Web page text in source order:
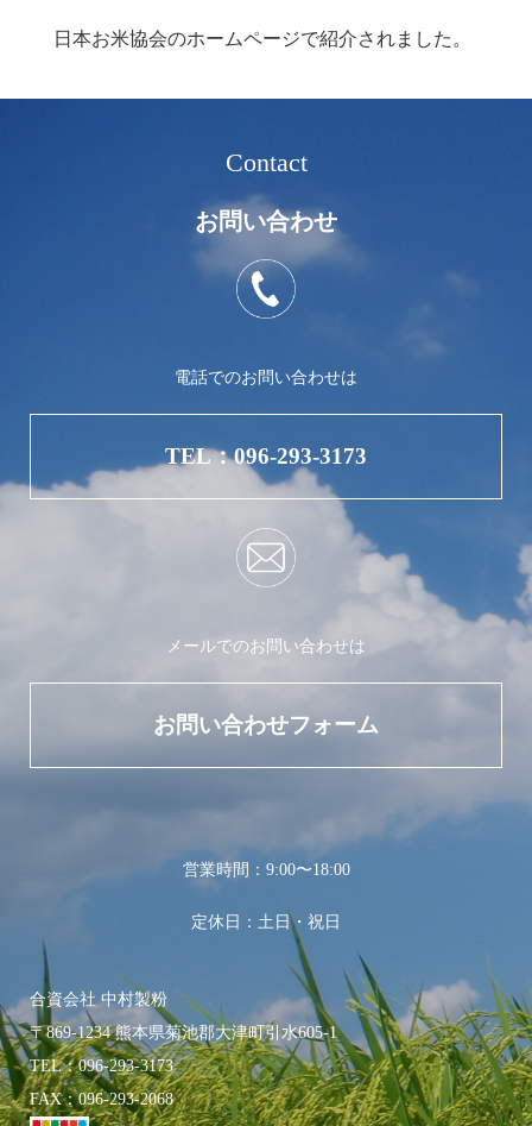
日本お米協会のホームページで紹介されました。
Contact
お問い合わせ
電話でのお問い合わせは
TEL：096-293-3173
メールでのお問い合わせは
お問い合わせフォーム
営業時間：9:00〜18:00
定休日：土日・祝日
合資会社 中村製粉
〒869-1234 熊本県菊池郡大津町引水605-1
TEL：096-293-3173
FAX：096-293-2068